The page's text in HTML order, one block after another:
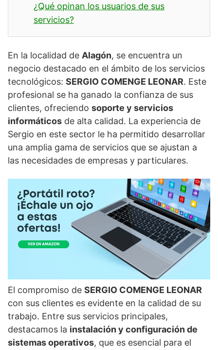
¿Qué opinan los usuarios de sus
servicios?
En la localidad de Alagón, se encuentra un
negocio destacado en el ámbito de los servicios
tecnológicos: SERGIO COMENGE LEONAR. Este
profesional se ha ganado la confianza de sus
clientes, ofreciendo soporte y servicios
informáticos de alta calidad. La experiencia de
Sergio en este sector le ha permitido desarrollar
una amplia gama de servicios que se ajustan a
las necesidades de empresas y particulares.
El compromiso de SERGIO COMENGE LEONAR
con sus clientes es evidente en la calidad de su
trabajo. Entre sus servicios principales,
destacamos la instalación y configuración de
sistemas operativos, que es esencial para el